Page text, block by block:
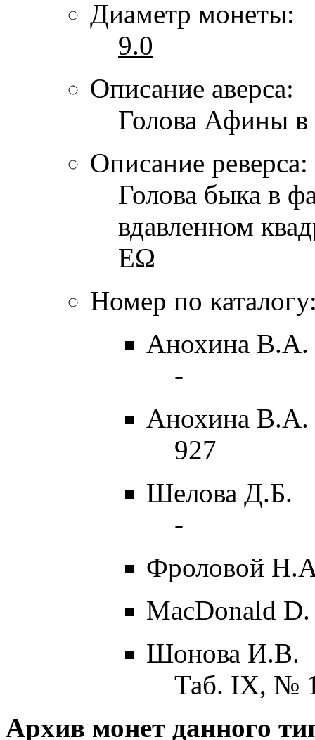
Диаметр монеты:
9.0
Описание аверса:
Голова Афины
Описание реверса:
Голова быка в
вдавленном
ΕΩ
Номер по
Анохина В.А.
-
Анохина В.А.
927
Шелова Д.Б.
-
Фроловой
MacDonald D.
Шонова И.В.
Таб. IX, №
Архив монет данного